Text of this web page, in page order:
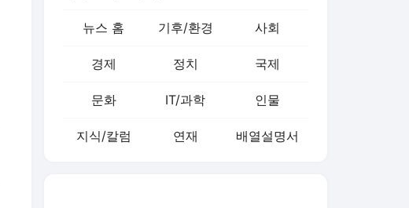
뉴스 홈 기후/환경 사회
경제 정치 국제
문화 IT/과학 인물
지식/칼럼 연재 배열설명서